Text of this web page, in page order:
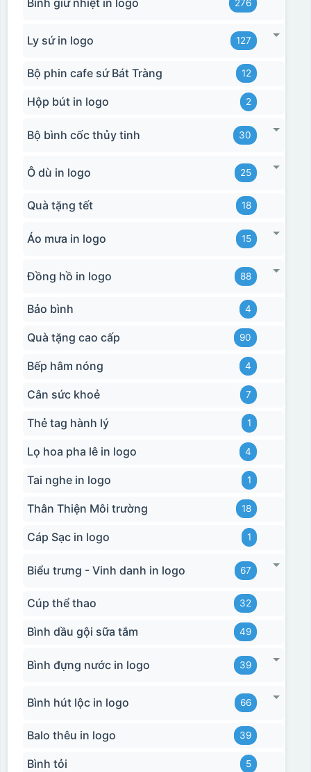
276
Ly sứ in logo 127
Bộ phin cafe sứ Bát Tràng 12
Hộp bút in logo 2
Bộ bình cốc thủy tinh 30
Ô dù in logo 25
Quà tặng tết 18
Áo mưa in logo 15
Đồng hồ in logo 88
Bảo bình 4
Quà tặng cao cấp 90
Bếp hâm nóng 4
Cân sức khoẻ 7
Thẻ tag hành lý 1
Lọ hoa pha lê in logo 4
Tai nghe in logo 1
Thân Thiện Môi trường 18
Cáp Sạc in logo 1
Biểu trưng - Vinh danh in logo 67
Cúp thể thao 32
Bình dầu gội sữa tắm 49
Bình đựng nước in logo 39
Bình hút lộc in logo 66
Balo thêu in logo 39
Bình tỏi 5